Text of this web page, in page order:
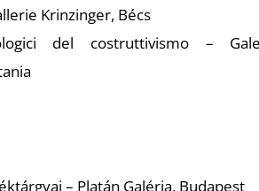
Krinzinger, Bécs
del costruttivismo –
– Platán Galéria, Budapest